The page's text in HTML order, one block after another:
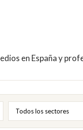
en España y